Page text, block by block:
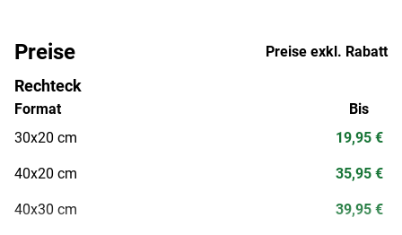
Preise Preise exkl. Rabatt
Rechteck
Format
30x20 cm
40x20 cm
40x30 cm
Bis
19,95 €
35,95 €
39,95 €